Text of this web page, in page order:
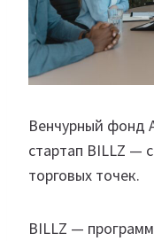
Венчурный фонд
стартап BILLZ —
торговых точек.
BILLZ —